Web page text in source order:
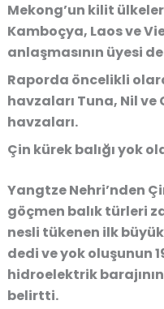
Mekong’un kilit
Kamboçya, Laos ve
anlaşmasının üyesi
Raporda öncelikli
havzaları Tuna, Nil
havzaları.
Çin kürek balığı yok
Yangtze Nehri’nden
göçmen balık türleri
nesli tükenen ilk
dedi ve yok oluşunun
hidroelektrik
belirtti.